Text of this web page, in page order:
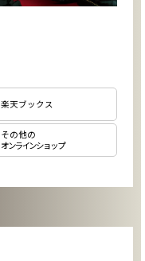
楽天ブックス
その他の
オンラインショップ